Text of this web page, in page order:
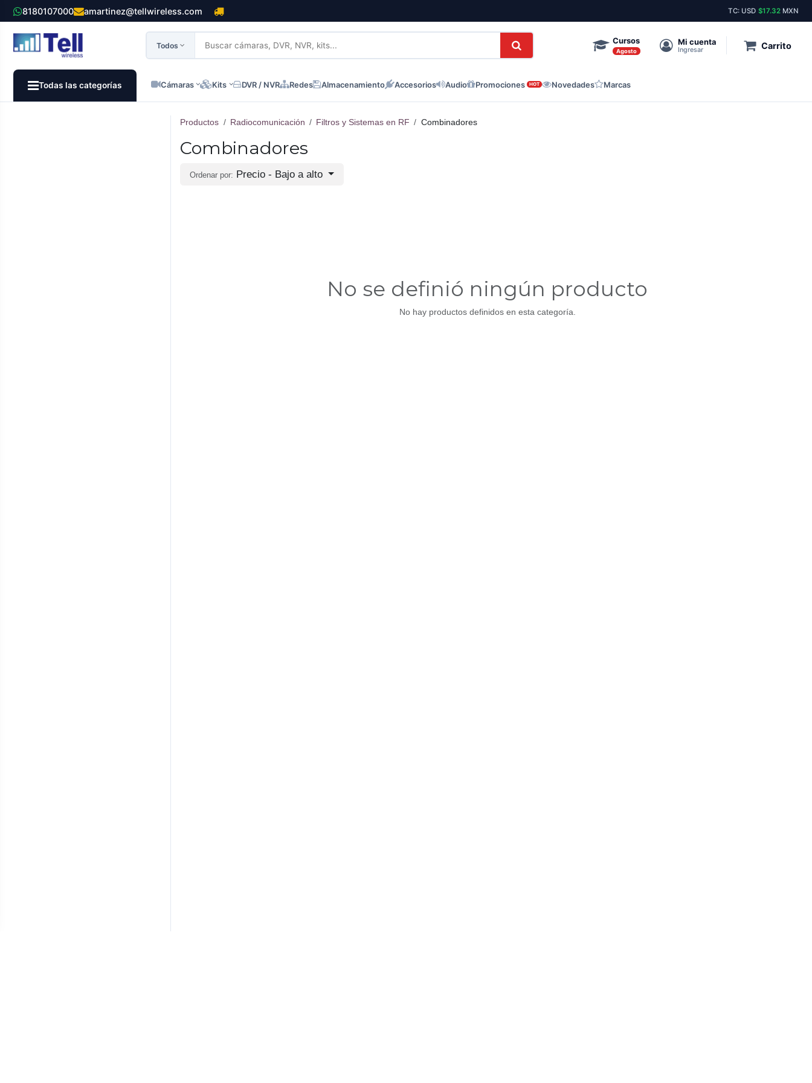
Ir al contenido
8180107000 amartinez@tellwireless.com Envíos el mismo día a toda la república. Stock
TC: USD $17.32 MXN
Todos
Cursos
Agosto
Mi cuenta
Ingresar Carrito
Todas las categorías Cámaras Kits DVR / NVR Redes Almacenamiento Accesorios Audio Promociones HOT Novedades Marcas
Productos Radiocomunicación Filtros y Sistemas en RF Combinadores
Combinadores
Ordenar por: Precio - Bajo a alto
No se definió ningún producto
No hay productos definidos en esta categoría.